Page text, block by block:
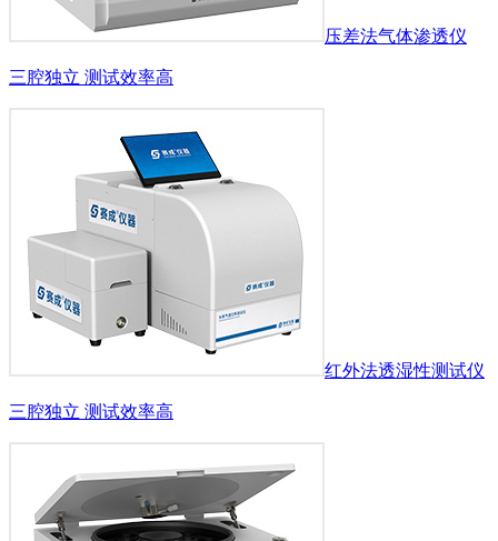
压差法气体渗透仪
三腔独立 测试效率高
红外法透湿性测试仪
三腔独立 测试效率高